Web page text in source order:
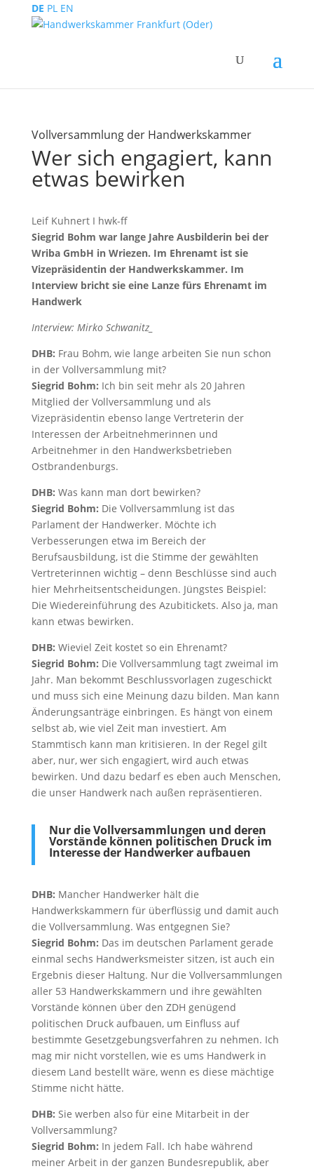
DE PL EN
Vollversammlung der Handwerkskammer
Wer sich engagiert, kann
etwas bewirken
Leif Kuhnert I hwk-ff
Siegrid Bohm war lange Jahre Ausbilderin bei der
Wriba GmbH in Wriezen. Im Ehrenamt ist sie
Vizepräsidentin der Handwerkskammer. Im
Interview bricht sie eine Lanze fürs Ehrenamt im
Handwerk
Interview: Mirko Schwanitz_
DHB: Frau Bohm, wie lange arbeiten Sie nun schon
in der Vollversammlung mit?
Siegrid Bohm: Ich bin seit mehr als 20 Jahren
Mitglied der Vollversammlung und als
Vizepräsidentin ebenso lange Vertreterin der
Interessen der Arbeitnehmerinnen und
Arbeitnehmer in den Handwerksbetrieben
Ostbrandenburgs.
DHB: Was kann man dort bewirken?
Siegrid Bohm: Die Vollversammlung ist das
Parlament der Handwerker. Möchte ich
Verbesserungen etwa im Bereich der
Berufsausbildung, ist die Stimme der gewählten
Vertreterinnen wichtig – denn Beschlüsse sind auch
hier Mehrheitsentscheidungen. Jüngstes Beispiel:
Die Wiedereinführung des Azubitickets. Also ja, man
kann etwas bewirken.
DHB: Wieviel Zeit kostet so ein Ehrenamt?
Siegrid Bohm: Die Vollversammlung tagt zweimal im
Jahr. Man bekommt Beschlussvorlagen zugeschickt
und muss sich eine Meinung dazu bilden. Man kann
Änderungsanträge einbringen. Es hängt von einem
selbst ab, wie viel Zeit man investiert. Am
Stammtisch kann man kritisieren. In der Regel gilt
aber, nur, wer sich engagiert, wird auch etwas
bewirken. Und dazu bedarf es eben auch Menschen,
die unser Handwerk nach außen repräsentieren.
Nur die Vollversammlungen und deren
Vorstände können politischen Druck im
Interesse der Handwerker aufbauen
DHB: Mancher Handwerker hält die
Handwerkskammern für überflüssig und damit auch
die Vollversammlung. Was entgegnen Sie?
Siegrid Bohm: Das im deutschen Parlament gerade
einmal sechs Handwerksmeister sitzen, ist auch ein
Ergebnis dieser Haltung. Nur die Vollversammlungen
aller 53 Handwerkskammern und ihre gewählten
Vorstände können über den ZDH genügend
politischen Druck aufbauen, um Einfluss auf
bestimmte Gesetzgebungsverfahren zu nehmen. Ich
mag mir nicht vorstellen, wie es ums Handwerk in
diesem Land bestellt wäre, wenn es diese mächtige
Stimme nicht hätte.
DHB: Sie werben also für eine Mitarbeit in der
Vollversammlung?
Siegrid Bohm: In jedem Fall. Ich habe während
meiner Arbeit in der ganzen Bundesrepublik, aber